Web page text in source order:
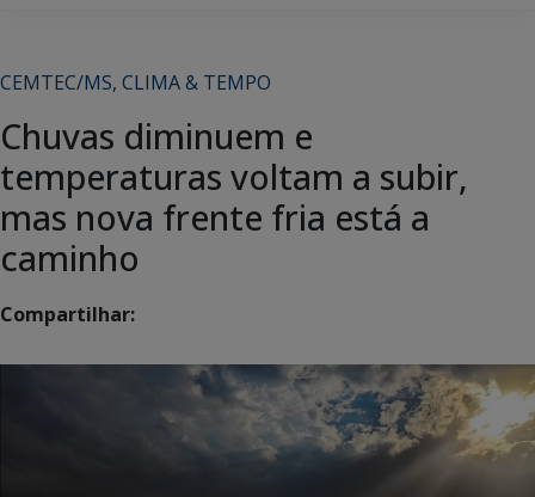
CEMTEC/MS, CLIMA & TEMPO
Chuvas diminuem e
temperaturas voltam a subir,
mas nova frente fria está a
caminho
Compartilhar: